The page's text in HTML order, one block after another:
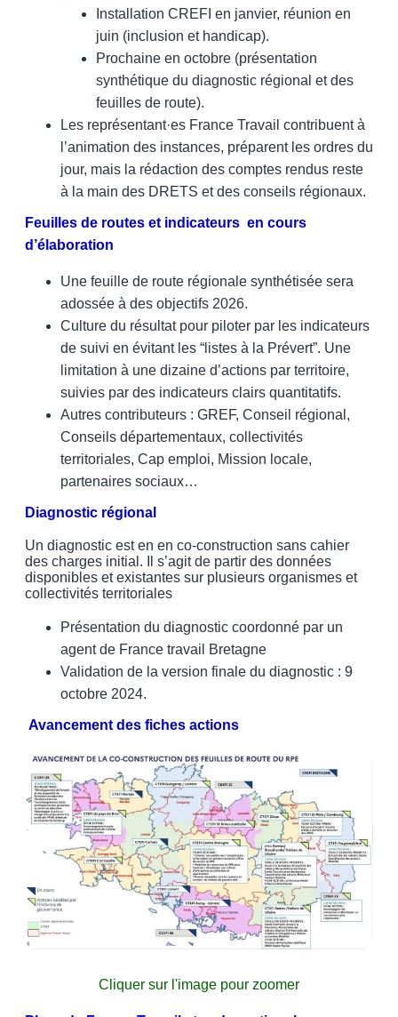
Installation CREFI en janvier, réunion en
juin (inclusion et handicap).
Prochaine en octobre (présentation
synthétique du diagnostic régional et des
feuilles de route).
Les représentant·es France Travail contribuent à
l’animation des instances, préparent les ordres du
jour, mais la rédaction des comptes rendus reste
à la main des DRETS et des conseils régionaux.
Feuilles de routes et indicateurs en cours
d’élaboration
Une feuille de route régionale synthétisée sera
adossée à des objectifs 2026.
Culture du résultat pour piloter par les indicateurs
de suivi en évitant les “listes à la Prévert”. Une
limitation à une dizaine d’actions par territoire,
suivies par des indicateurs clairs quantitatifs.
Autres contributeurs : GREF, Conseil régional,
Conseils départementaux, collectivités
territoriales, Cap emploi, Mission locale,
partenaires sociaux…
Diagnostic régional
Un diagnostic est en en co-construction sans cahier
des charges initial. Il s’agit de partir des données
disponibles et existantes sur plusieurs organismes et
collectivités territoriales
Présentation du diagnostic coordonné par un
agent de France travail Bretagne
Validation de la version finale du diagnostic : 9
octobre 2024.
Avancement des fiches actions
Cliquer sur l'image pour zoomer